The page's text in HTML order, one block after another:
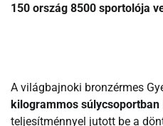
150 ország 8500 sportolója
A világbajnoki bronzérmes
kilogrammos súlycsoportban
teljesítménnyel jutott be a